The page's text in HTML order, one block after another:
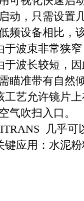
动，只需设置
频设备相比，
于波束非常狭
于波长较短，
瞄准带有自然
工艺允许镜片
气吹扫入口。
几乎可
键应用：水泥